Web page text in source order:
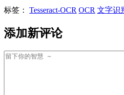
标签： Tesseract-OCR OCR 文字识
添加新评论